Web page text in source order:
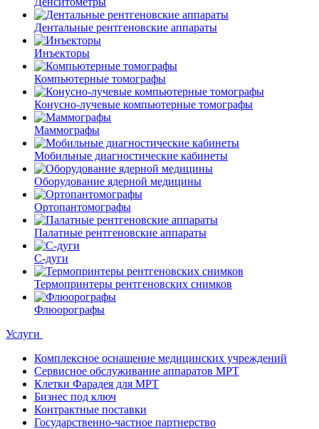
Дентальные рентгеновские аппараты
Инъекторы
Компьютерные томографы
Конусно-лучевые компьютерные томографы
Маммографы
Мобильные диагностические кабинеты
Оборудование ядерной медицины
Ортопантомографы
Палатные рентгеновские аппараты
С-дуги
Термопринтеры рентгеновских снимков
Флюорографы
Услуги
Комплексное оснащение медицинских учреждений
Сервисное обслуживание аппаратов МРТ
Клетки Фарадея для МРТ
Бизнес под ключ
Контрактные поставки
Государственно-частное партнерство